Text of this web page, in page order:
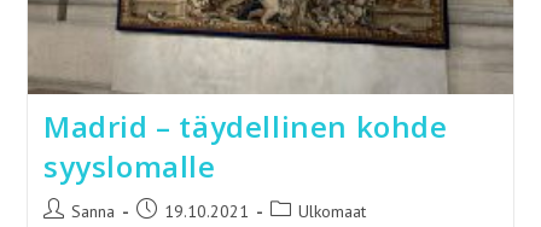
Madrid – täydellinen kohde
syyslomalle
Artikkelin
Sanna
Artikkeli19.10.2021
Artikkelin
Ulkomaat